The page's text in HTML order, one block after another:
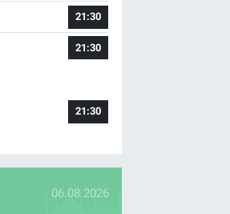
21:30
21:30
21:30
06.08.2026